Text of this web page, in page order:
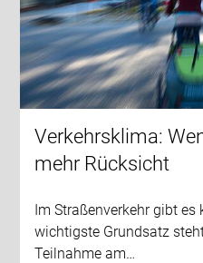
Verkehrsklima:
mehr Rücksicht
Im Straßenverkehr gibt es
wichtigste Grundsatz
Teilnahme am…